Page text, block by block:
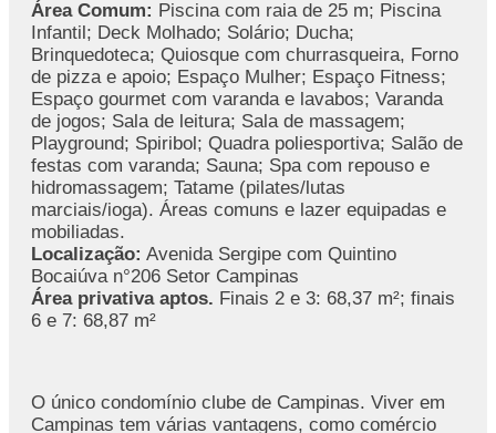
Área Comum: Piscina com raia de 25 m; Piscina
Infantil; Deck Molhado; Solário; Ducha;
Brinquedoteca; Quiosque com churrasqueira, Forno
de pizza e apoio; Espaço Mulher; Espaço Fitness;
Espaço gourmet com varanda e lavabos; Varanda
de jogos; Sala de leitura; Sala de massagem;
Playground; Spiribol; Quadra poliesportiva; Salão de
festas com varanda; Sauna; Spa com repouso e
hidromassagem; Tatame (pilates/lutas
marciais/ioga). Áreas comuns e lazer equipadas e
mobiliadas.
Localização: Avenida Sergipe com Quintino
Bocaiúva n°206 Setor Campinas
Área privativa aptos. Finais 2 e 3: 68,37 m²; finais
6 e 7: 68,87 m²
O único condomínio clube de Campinas. Viver em
Campinas tem várias vantagens, como comércio